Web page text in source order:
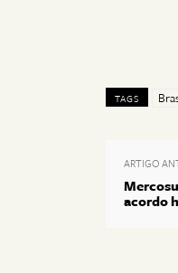
TAGS
ARTIGO
acordo